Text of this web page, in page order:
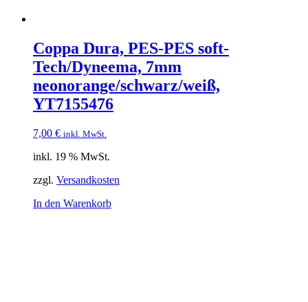
Coppa Dura, PES-PES soft-
Tech/Dyneema, 7mm
neonorange/schwarz/weiß,
YT7155476
7,00 € inkl. MwSt.
inkl. 19 % MwSt.
zzgl. Versandkosten
In den Warenkorb